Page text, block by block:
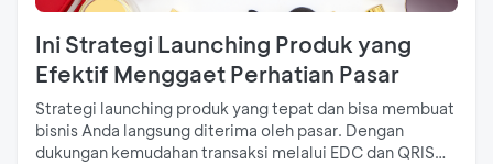
Ini Strategi Launching Produk yang
Efektif Menggaet Perhatian Pasar
Strategi launching produk yang tepat dan bisa membuat
bisnis Anda langsung diterima oleh pasar. Dengan
dukungan kemudahan transaksi melalui EDC dan QRIS